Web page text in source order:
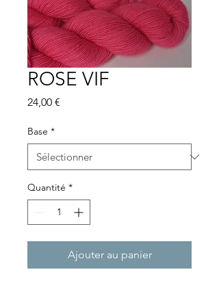
ROSE VIF
24,00 €
Base *
Quantité *
Ajouter au panier